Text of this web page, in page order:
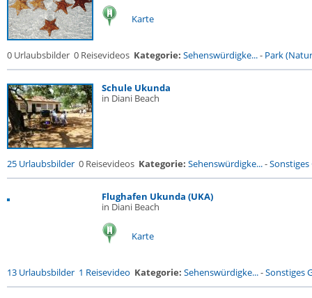
Karte
0 Urlaubsbilder 0 Reisevideos Kategorie: Sehenswürdigke...- Park
Schule Ukunda
in Diani Beach
25 Urlaubsbilder 0 Reisevideos Kategorie: Sehenswürdigke...-
Flughafen Ukunda (UKA)
in Diani Beach
Karte
13 Urlaubsbilder 1 Reisevideo Kategorie: Sehenswürdigke...-Sonstiges